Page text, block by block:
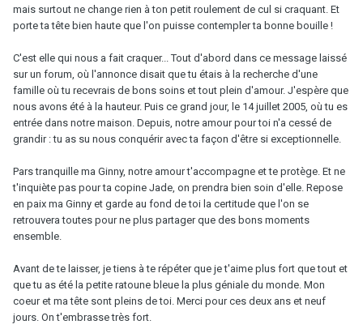
mais surtout ne change rien à ton petit roulement de cul si craquant. Et
porte ta tête bien haute que l'on puisse contempler ta bonne bouille !
C'est elle qui nous a fait craquer... Tout d'abord dans ce message laissé
sur un forum, où l'annonce disait que tu étais à la recherche d'une
famille où tu recevrais de bons soins et tout plein d'amour. J'espère que
nous avons été à la hauteur. Puis ce grand jour, le 14 juillet 2005, où tu es
entrée dans notre maison. Depuis, notre amour pour toi n'a cessé de
grandir : tu as su nous conquérir avec ta façon d'être si exceptionnelle.
Pars tranquille ma Ginny, notre amour t'accompagne et te protège. Et ne
t'inquiète pas pour ta copine Jade, on prendra bien soin d'elle. Repose
en paix ma Ginny et garde au fond de toi la certitude que l'on se
retrouvera toutes pour ne plus partager que des bons moments
ensemble.
Avant de te laisser, je tiens à te répéter que je t'aime plus fort que tout et
que tu as été la petite ratoune bleue la plus géniale du monde. Mon
coeur et ma tête sont pleins de toi. Merci pour ces deux ans et neuf
jours. On t'embrasse très fort.